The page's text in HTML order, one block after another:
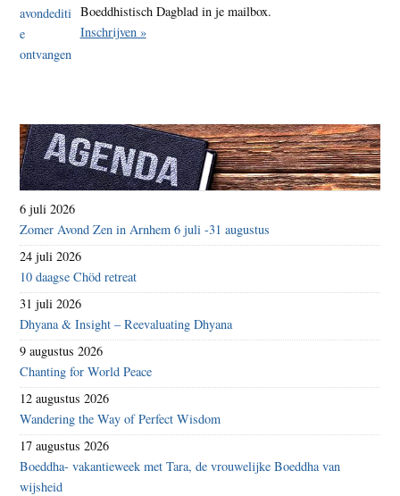
Boeddhistisch Dagblad in je mailbox.
Inschrijven »
6 juli 2026
Zomer Avond Zen in Arnhem 6 juli -31 augustus
24 juli 2026
10 daagse Chöd retreat
31 juli 2026
Dhyana & Insight – Reevaluating Dhyana
9 augustus 2026
Chanting for World Peace
12 augustus 2026
Wandering the Way of Perfect Wisdom
17 augustus 2026
Boeddha- vakantieweek met Tara, de vrouwelijke Boeddha van
wijsheid